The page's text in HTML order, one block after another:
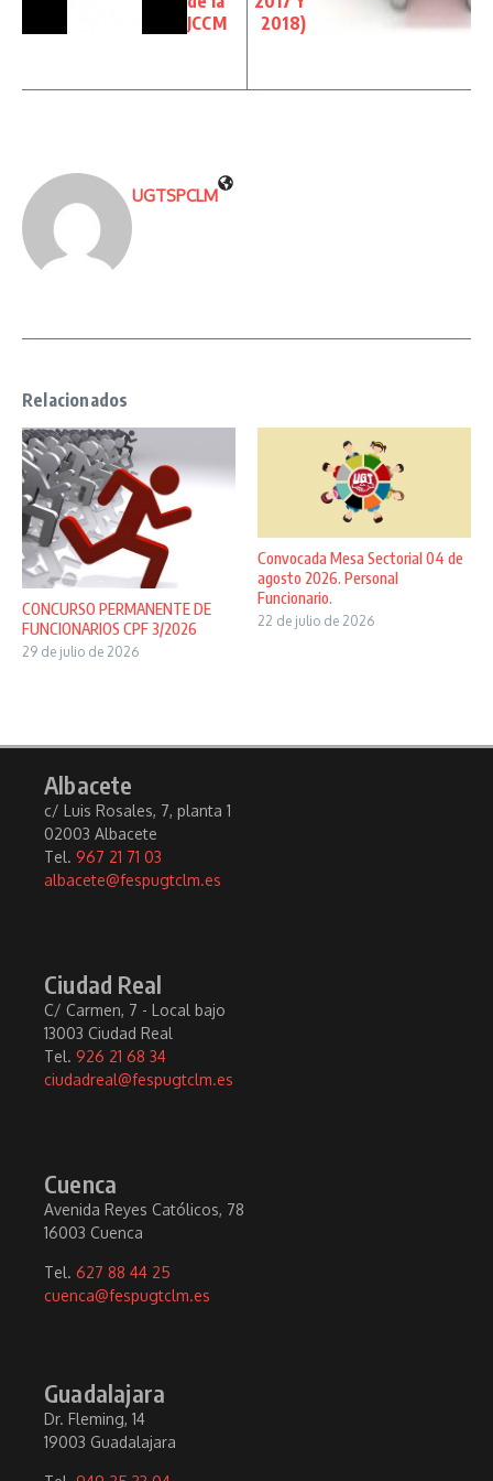
JCCM
2018)
UGTSPCLM
Relacionados
CONCURSO PERMANENTE DE
FUNCIONARIOS CPF 3/2026
29 de julio de 2026
Convocada Mesa Sectorial 04 de
agosto 2026. Personal
Funcionario.
22 de julio de 2026
Albacete
c/ Luis Rosales, 7, planta 1
02003 Albacete
Tel. 967 21 71 03
albacete@fespugtclm.es
Ciudad Real
C/ Carmen, 7 - Local bajo
13003 Ciudad Real
Tel. 926 21 68 34
ciudadreal@fespugtclm.es
Cuenca
Avenida Reyes Católicos, 78
16003 Cuenca
Tel. 627 88 44 25
cuenca@fespugtclm.es
Guadalajara
Dr. Fleming, 14
19003 Guadalajara